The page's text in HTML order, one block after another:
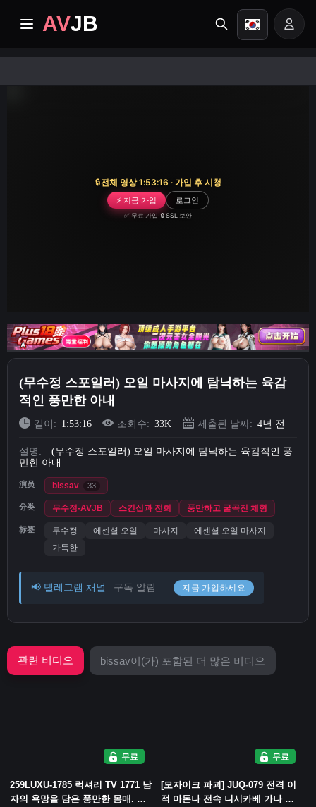
AVJB
Short Videos
로그인
🔒전체 영상 1:53:16 · 가입 후 시청
⚡ 지금 가입 로그인
✅ 무료 가입·🔒 SSL 보안
(무수정 스포일러) 오일 마사지에 탐닉하는 육감
적인 풍만한 아내
길이: 1:53:16 조회수: 33K 제출된 날짜: 4년 전
설명:
(무수정 스포일러) 오일 마사지에 탐닉하는 육감적인 풍
만한 아내
演员 bissav 33
分类 무수정-AVJB 스킨십과 전희 풍만하고 굴곡진 체형
标签 무수정 에센셜 오일 마사지
에센셜 오일 마사지
가득한
📢 텔레그램 채널 구독 알림 지금 가입하세요
관련 비디오 bissav이(가) 포함된 더 많은 비디오
무료
259LUXU-1785 럭셔리 TV 1771 남
자의 욕망을 담은 풍만한 몸매. 지
무료
[모자이크 파괴] JUQ-079 전격 이
적 마돈나 전속 니시카베 가나 온